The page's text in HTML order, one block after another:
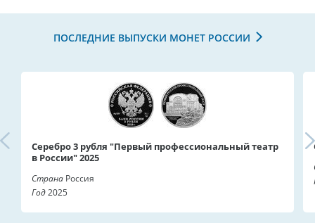
ПОСЛЕДНИЕ ВЫПУСКИ МОНЕТ РОССИИ
Серебро 3 рубля "Первый профессиональный театр
в России" 2025
Страна Россия
Год2025